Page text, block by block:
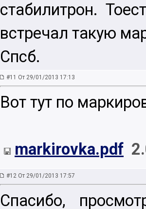
стабилитрон.
встречал такую
Спсб.
#11 От 29/01/2013 17:13
Вот тут по
markirovka.pdf
#12 От 29/01/2013 17:57
Спасибо,